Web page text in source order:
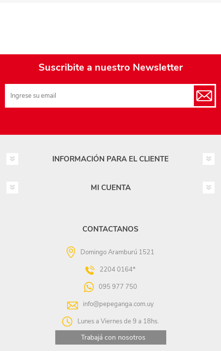
Suscribite a nuestro Newsletter
INFORMACIÓN PARA EL CLIENTE
MI CUENTA
CONTACTANOS
Domingo Aramburú 1521
2204 0164*
095 977 750
info@pepeganga.com.uy
Lunes a Viernes de 9 a 18hs.
Trabajá con nosotros